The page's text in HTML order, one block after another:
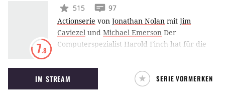
7.8
515
97
Actionserie von Jonathan Nolan mit Jim
Caviezel und Michael Emerson Der
Computerspezialist Harold Finch hat für die
Informationen auswertet, die auf
bevorstehende Terroranschläge hindeuten.
Finch, der mittlerweile für tot gehalten wird,
IM STREAM SERIE VORMERKEN